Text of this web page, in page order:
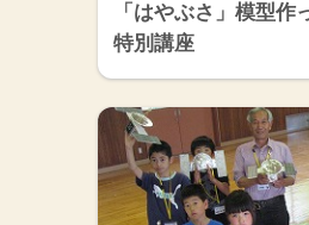
「はやぶさ」模型
特別講座